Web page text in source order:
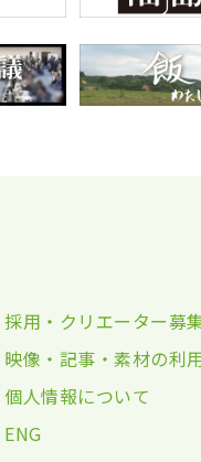
採用・クリエーター募
映像・記事・素材の利
個人情報について
ENG